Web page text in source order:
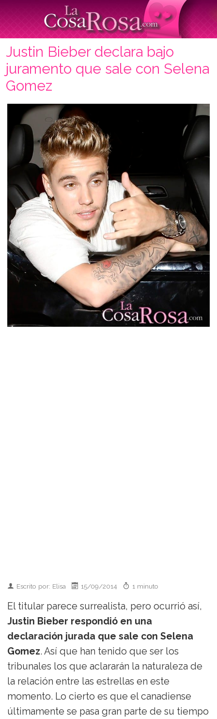
Justin Bieber declara bajo
juramento que sale con Selena
Gomez
Escrito por: Elisa 15/09/2014 1 minuto
El titular parece surrealista, pero ocurrió así,
Justin Bieber respondió en una
declaración jurada que sale con Selena
Gomez. Así que han tenido que ser los
tribunales los que aclararán la naturaleza de
la relación entre las estrellas en este
momento. Lo cierto es que el canadiense
últimamente se pasa gran parte de su tiempo